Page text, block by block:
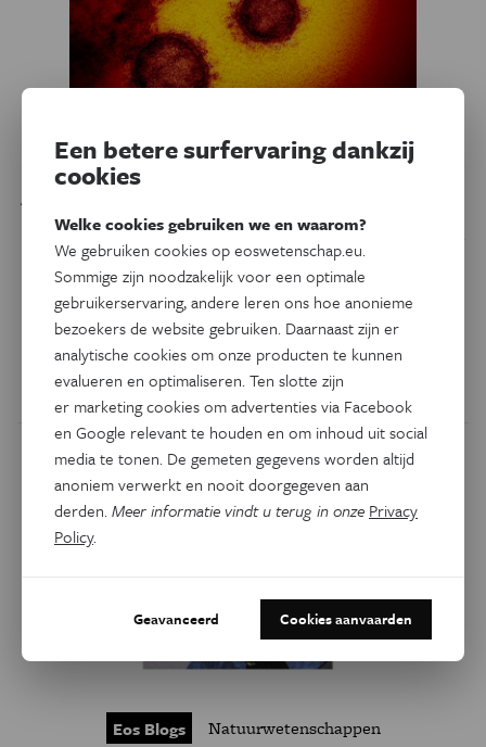
Column Natuurwetenschappen
Acht denkfouten over covid-19
Tijdens deze epidemie gaat veel desinformatie viraal, maar
net zo goed worden er uit correcte aannames onjuiste
conclusies getrokken. Wetenschapsfilosoof Sylvia
Wenmackers vond acht denkfouten over covid-19 die te
maken hebben met kansrekening.
DoorSylvia Wenmackers
Eos Blogs Natuurwetenschappen
Een betere surfervaring dankzij
cookies
Welke cookies gebruiken we en waarom?
We gebruiken cookies op eoswetenschap.eu.
Sommige zijn noodzakelijk voor een optimale
gebruikerservaring, andere leren ons hoe anonieme
bezoekers de website gebruiken. Daarnaast zijn er
analytische cookies om onze producten te kunnen
evalueren en optimaliseren. Ten slotte zijn
er marketing cookies om advertenties via Facebook
en Google relevant te houden en om inhoud uit social
media te tonen. De gemeten gegevens worden altijd
anoniem verwerkt en nooit doorgegeven aan
derden.Meer informatie vindt u terug in onze Privacy
Policy.
Geavanceerd Cookies aanvaarden